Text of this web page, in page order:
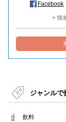
事務局休業のお知
【解消済み】
2022.11.24
部サービス停止の
事務局休業期間の
Facebook
> 簡
ジャンルで
飲料